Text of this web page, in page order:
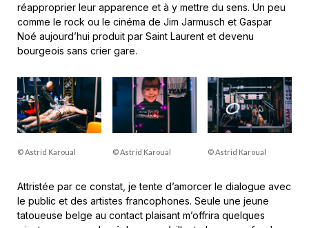
réapproprier leur apparence et à y mettre du sens. Un peu
comme le rock ou le cinéma de Jim Jarmusch et Gaspar
Noé aujourd’hui produit par Saint Laurent et devenu
bourgeois sans crier gare.
© Astrid Karoual © Astrid Karoual © Astrid Karoual
Attristée par ce constat, je tente d’amorcer le dialogue avec
le public et des artistes francophones. Seule une jeune
tatoueuse belge au contact plaisant m’offrira quelques